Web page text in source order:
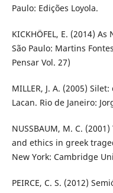
Paulo: Edições Loyola.
KICKHÖFEL, E. (2014)
São Paulo: Martins
Pensar Vol. 27)
MILLER, J. A. (2005)
Lacan. Rio de Janeiro:
NUSSBAUM, M. C.
and ethics in greek
New York: Cambridge
PEIRCE, C. S. (2012)